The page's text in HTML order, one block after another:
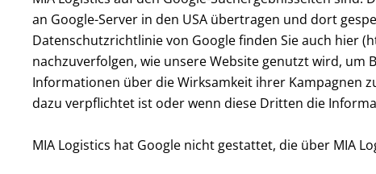
an Google-Server in den USA übertragen und dort
Datenschutzrichtlinie von Google finden Sie auch hier
nachzuverfolgen, wie unsere Website genutzt wird, um
Informationen über die Wirksamkeit ihrer Kampagnen
dazu verpflichtet ist oder wenn diese Dritten die
MIA Logistics hat Google nicht gestattet, die über MIA